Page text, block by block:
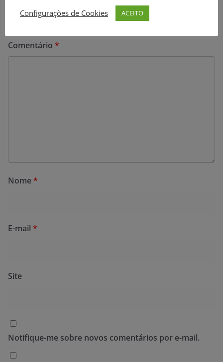
obrigatórios são marcados com*
Comentário *
Nome*
E-mail *
Site
Notifique-me sobre novos comentários por e-mail.
Configurações de Cookies
ACEITO